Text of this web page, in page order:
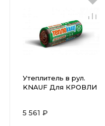
Утеплитель в рул.
KNAUF Для КРОВЛИ
5 561 ₽